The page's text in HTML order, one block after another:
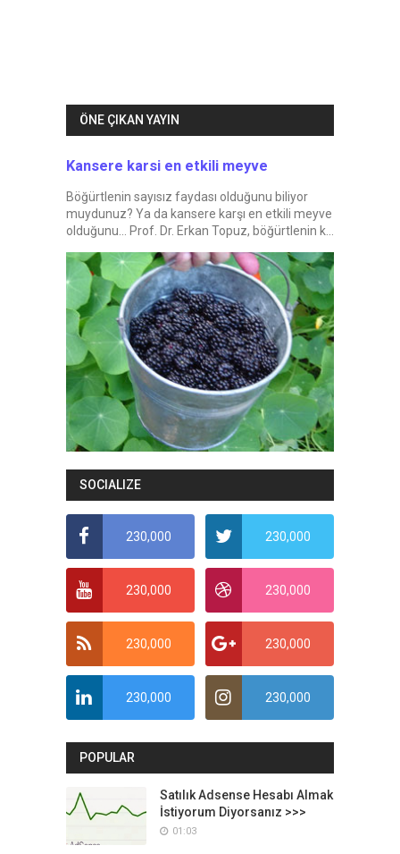
ÖNE ÇIKAN YAYIN
Kansere karsi en etkili meyve
Böğürtlenin sayısız faydası olduğunu biliyor
muydunuz? Ya da kansere karşı en etkili meyve
olduğunu... Prof. Dr. Erkan Topuz, böğürtlenin k...
SOCIALIZE
230,000 230,000
230,000 230,000
230,000 230,000
230,000 230,000
POPULAR
Satılık Adsense Hesabı Almak
İstiyorum Diyorsanız >>>
01:03